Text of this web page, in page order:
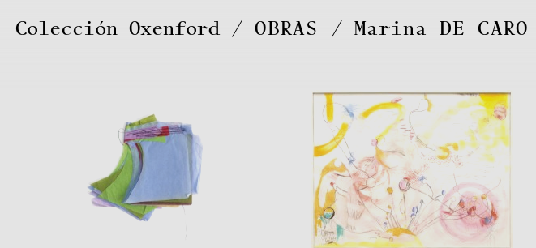
Colección Oxenford OBRAS / Marina DE CARO
Marina
DE CARO
Marina
DE CARO